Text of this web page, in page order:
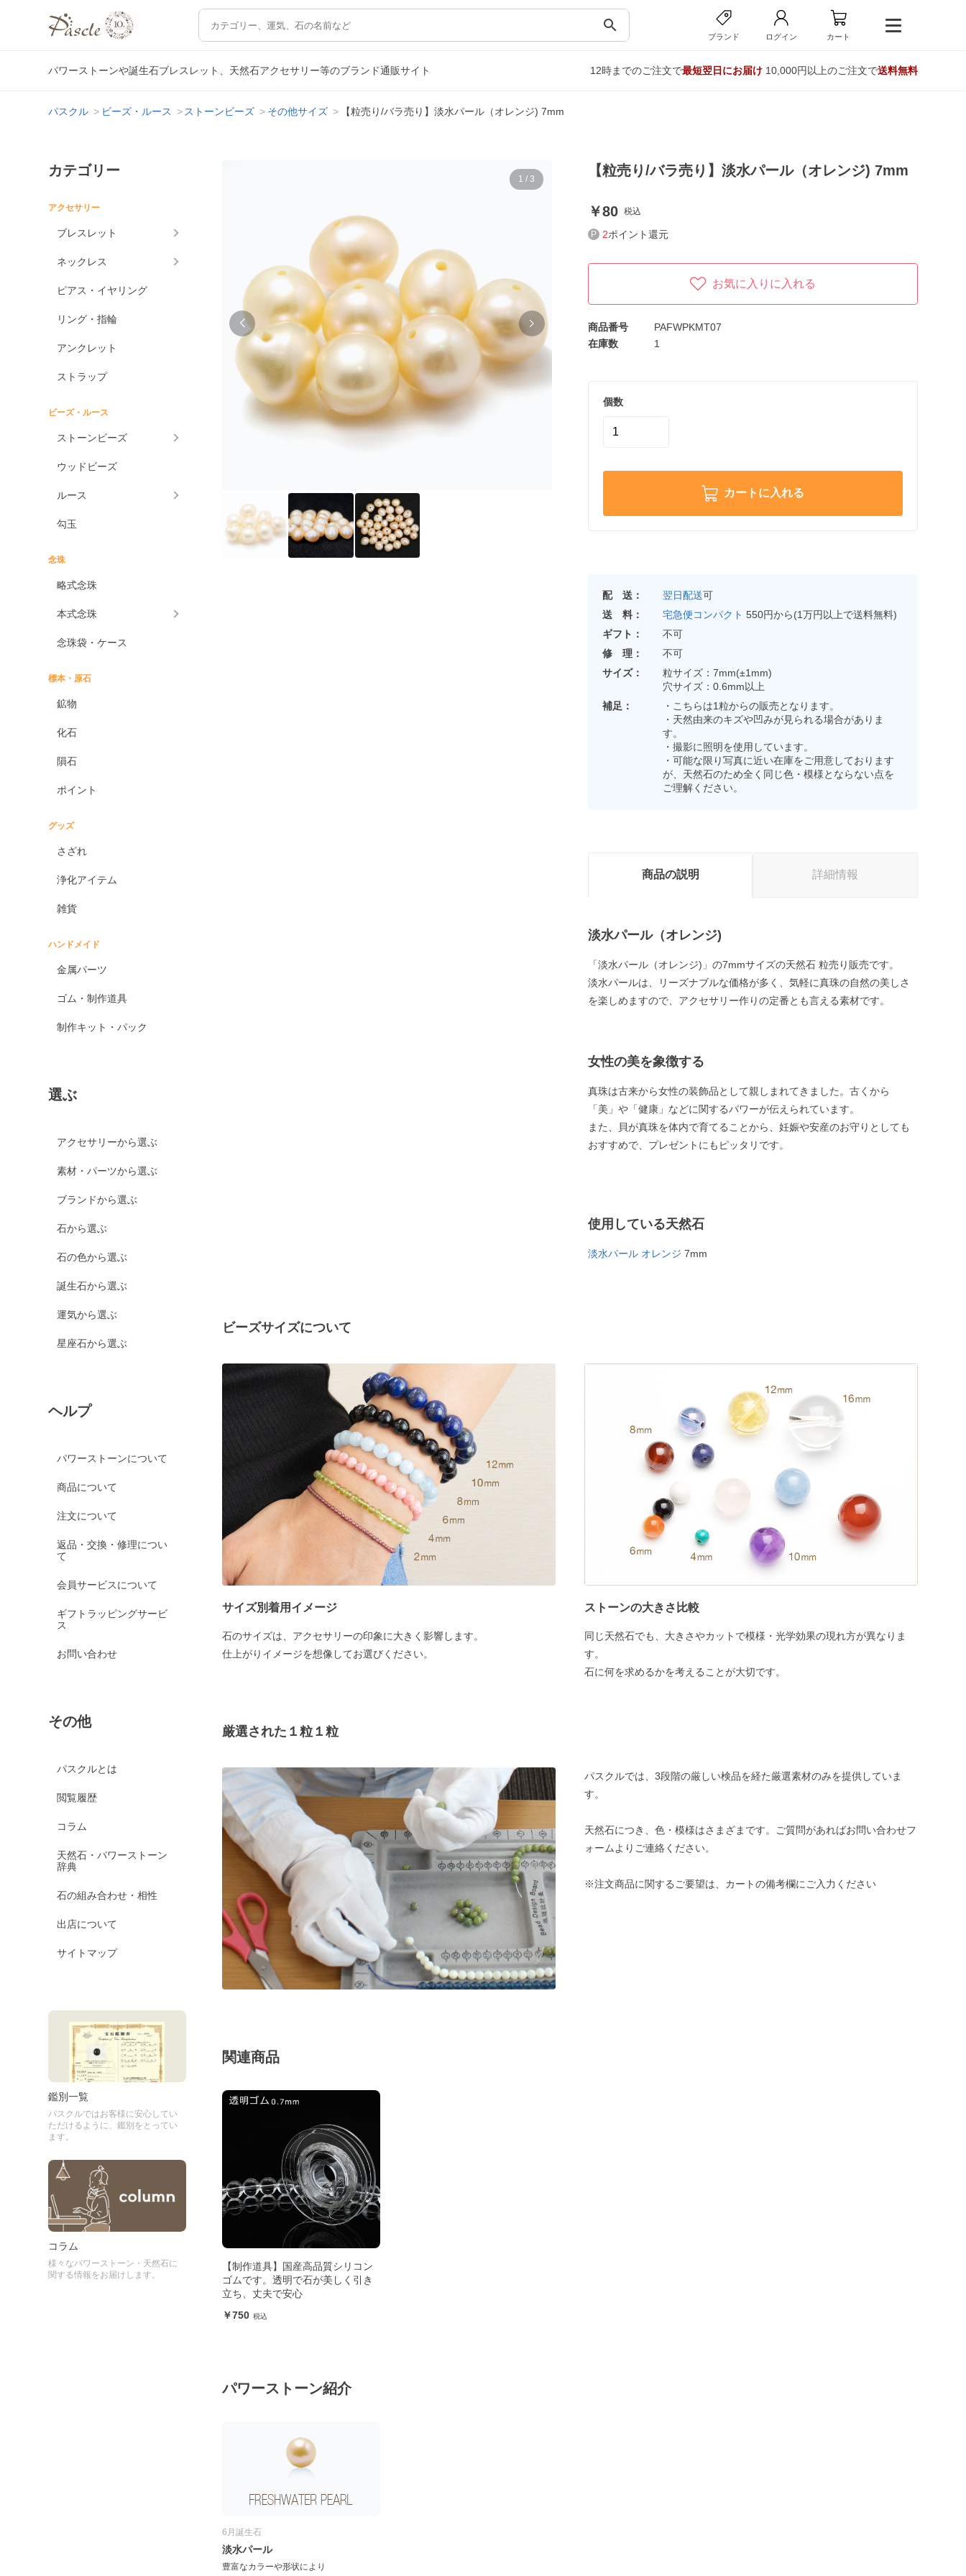
search
ブランド ログイン カート
パワーストーンや誕生石ブレスレット、天然石アクセサリー等のブランド通販サイト 12時までのご注文で最短翌日にお届け10,000円以上のご注文で送料無料
パスクル ビーズ・ルース ストーンビーズ その他サイズ 【粒売り/バラ売り】淡水パール（オレンジ) 7mm
カテゴリー
アクセサリー
ブレスレット
ネックレス
ピアス・イヤリング
リング・指輪
アンクレット
ストラップ
ビーズ・ルース
ストーンビーズ
ウッドビーズ
ルース
勾玉
念珠
略式念珠
本式念珠
念珠袋・ケース
標本・原石
鉱物
化石
隕石
ポイント
グッズ
さざれ
浄化アイテム
雑貨
ハンドメイド
金属パーツ
ゴム・制作道具
制作キット・パック
選ぶ
アクセサリーから選ぶ
素材・パーツから選ぶ
ブランドから選ぶ
石から選ぶ
石の色から選ぶ
誕生石から選ぶ
運気から選ぶ
星座石から選ぶ
ヘルプ
パワーストーンについて
商品について
注文について
返品・交換・修理につい
て
会員サービスについて
ギフトラッピングサービ
ス
お問い合わせ
その他
パスクルとは
閲覧履歴
コラム
天然石・パワーストーン
辞典
石の組み合わせ・相性
出店について
サイトマップ
鑑別一覧
パスクルではお客様に安心してい
ただけるように、鑑別をとってい
ます。
コラム
様々なパワーストーン・天然石に
関する情報をお届けします。
1 / 3
【粒売り/バラ売り】淡水パール（オレンジ) 7mm
80 税込
2ポイント還元
お気に入りに入れる
商品番号
PAFWPKMT07
在庫数
1
個数
カートに入れる
配 送： 翌日配送可
送 料：
宅急便コンパクト 550円から(1万円以上で送料無料)
ギフト：
不可
修 理：
不可
サイズ：
粒サイズ：7mm(±1mm)
穴サイズ：0.6mm以上
補足：
・こちらは1粒からの販売となります。
・天然由来のキズや凹みが見られる場合がありま
す。
・撮影に照明を使用しています。
・可能な限り写真に近い在庫をご用意しております
が、天然石のため全く同じ色・模様とならない点を
ご理解ください。
商品の説明 詳細情報
淡水パール（オレンジ)
「淡水パール（オレンジ)」の7mmサイズの天然石 粒売り販売です。
淡水パールは、リーズナブルな価格が多く、気軽に真珠の自然の美しさ
を楽しめますので、アクセサリー作りの定番とも言える素材です。
女性の美を象徴する
真珠は古来から女性の装飾品として親しまれてきました。古くから
「美」や「健康」などに関するパワーが伝えられています。
また、貝が真珠を体内で育てることから、妊娠や安産のお守りとしても
おすすめで、プレゼントにもピッタリです。
使用している天然石
淡水パール オレンジ 7mm
ビーズサイズについて
サイズ別着用イメージ
石のサイズは、アクセサリーの印象に大きく影響します。
仕上がりイメージを想像してお選びください。
ストーンの大きさ比較
同じ天然石でも、大きさやカットで模様・光学効果の現れ方が異なりま
す。
石に何を求めるかを考えることが大切です。
厳選された１粒１粒
パスクルでは、3段階の厳しい検品を経た厳選素材のみを提供していま
す。
天然石につき、色・模様はさまざまです。ご質問があればお問い合わせフ
ォームよりご連絡ください。
※注文商品に関するご要望は、カートの備考欄にご入力ください
関連商品
【制作道具】国産高品質シリコン
ゴムです。透明で石が美しく引き
立ち、丈夫で安心
750
パワーストーン紹介
6月誕生石
淡水パール
豊富なカラーや形状により